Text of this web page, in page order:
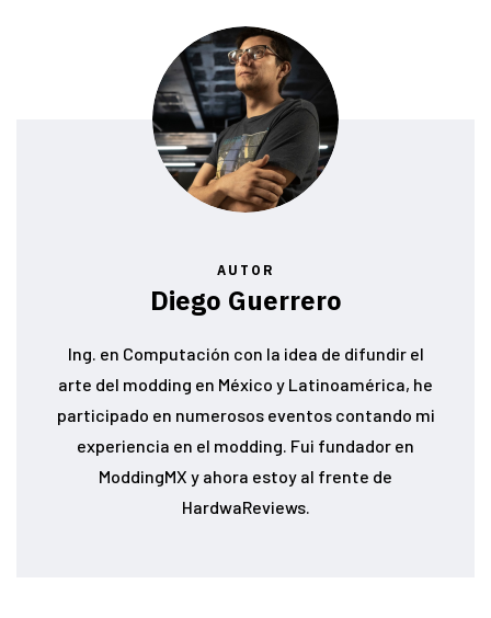
AUTOR
Diego Guerrero
Ing. en Computación con la idea de difundir el
arte del modding en México y Latinoamérica, he
participado en numerosos eventos contando mi
experiencia en el modding. Fui fundador en
ModdingMX y ahora estoy al frente de
HardwaReviews.